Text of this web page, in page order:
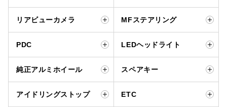
リアビューカメラ MFステアリング
PDC LEDヘッドライト
純正アルミホイール スペアキー
アイドリングストップ ETC